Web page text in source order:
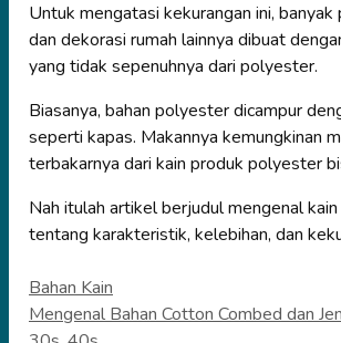
Untuk mengatasi kekurangan ini, banyak
dan dekorasi rumah lainnya dibuat
yang tidak sepenuhnya dari polyester.
Biasanya, bahan polyester dicampur
seperti kapas. Makannya kemungkinan
terbakarnya dari kain produk polyester
Nah itulah artikel berjudul mengenal
tentang karakteristik, kelebihan, dan
Categories
Bahan Kain
Mengenal Bahan Cotton Combed dan